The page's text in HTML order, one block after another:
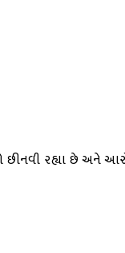
છીનવી રહ્યા છે અને